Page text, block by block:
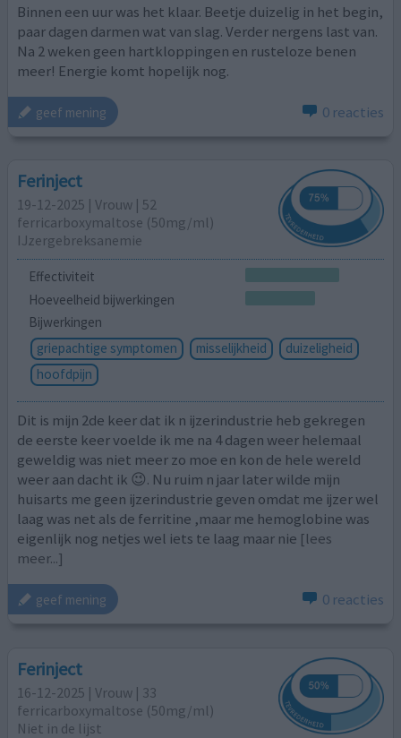
Binnen een uur was het klaar. Beetje duizelig in het begin,
paar dagen darmen wat van slag. Verder nergens last van.
Na 2 weken geen hartkloppingen en rusteloze benen
meer! Energie komt hopelijk nog.
geef mening 0 reacties
Ferinject
19-12-2025 | Vrouw | 52
ferricarboxymaltose (50mg/ml)
IJzergebreksanemie
Effectiviteit
Hoeveelheid bijwerkingen
Bijwerkingen
griepachtige symptomen
misselijkheid
duizeligheid
hoofdpijn
Dit is mijn 2de keer dat ik n ijzerindustrie heb gekregen
de eerste keer voelde ik me na 4 dagen weer helemaal
geweldig was niet meer zo moe en kon de hele wereld
weer aan dacht ik 😉. Nu ruim n jaar later wilde mijn
huisarts me geen ijzerindustrie geven omdat me ijzer wel
laag was net als de ferritine ,maar me hemoglobine was
eigenlijk nog netjes wel iets te laag maar nie [lees
meer...]
geef mening 0 reacties
Ferinject
16-12-2025 | Vrouw | 33
ferricarboxymaltose (50mg/ml)
Niet in de lijst